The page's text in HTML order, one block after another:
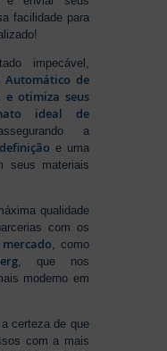
facilidade para
impecável,
Automático de
e otimiza seus
ideal de
a
e uma
seus materiais
qualidade
com os
, como
, que nos
moderno em
certeza de que
com a mais